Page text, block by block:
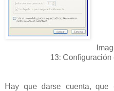
13: Configuración
Hay que darse cuenta,